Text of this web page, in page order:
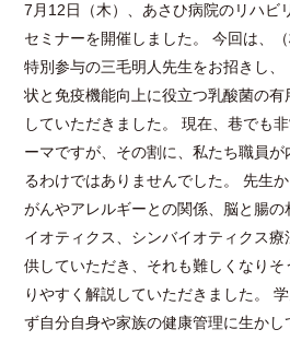
7月12日（木）、あさひ病院のリハビ
セミナーを開催しました。 今回は、
特別参与の三毛明人先生をお招きし、
状と免疫機能向上に役立つ乳酸菌の
していただきました。 現在、巷でも
ーマですが、その割に、私たち職員
るわけではありませんでした。 先生
がんやアレルギーとの関係、脳と腸
イオティクス、シンバイオティクス
供していただき、それも難しくなり
りやすく解説していただきました。
ず自分自身や家族の健康管理に生か